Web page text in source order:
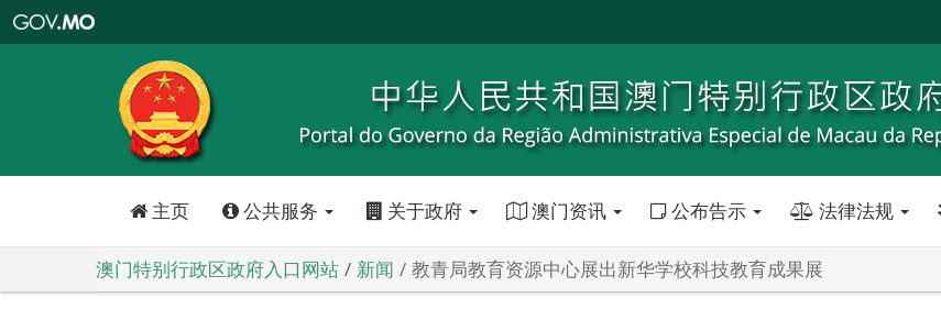
特
政
区
政
口
主页 公共服务 关于政府 澳门资讯 公布告示 法律法规
澳门特别行政区政府入口网站 新闻 教青局教育资源中心展出新华学校科技教育成果展